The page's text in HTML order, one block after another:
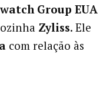
Group EUA
Zyliss. Ele
com relação às